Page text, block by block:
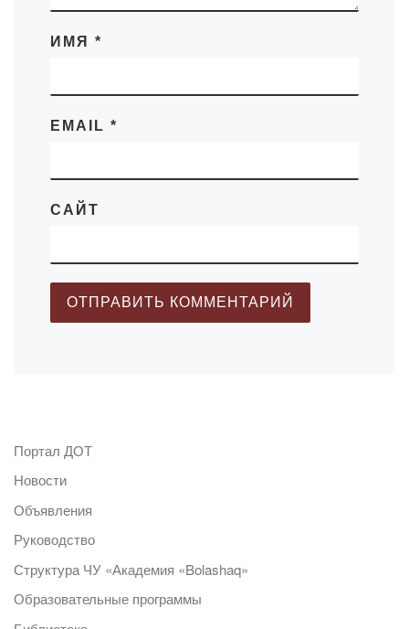
ИМЯ *
EMAIL *
САЙТ
Портал ДОТ
Новости
Объявления
Руководство
Структура ЧУ «Академия «Bolashaq»
Образовательные программы